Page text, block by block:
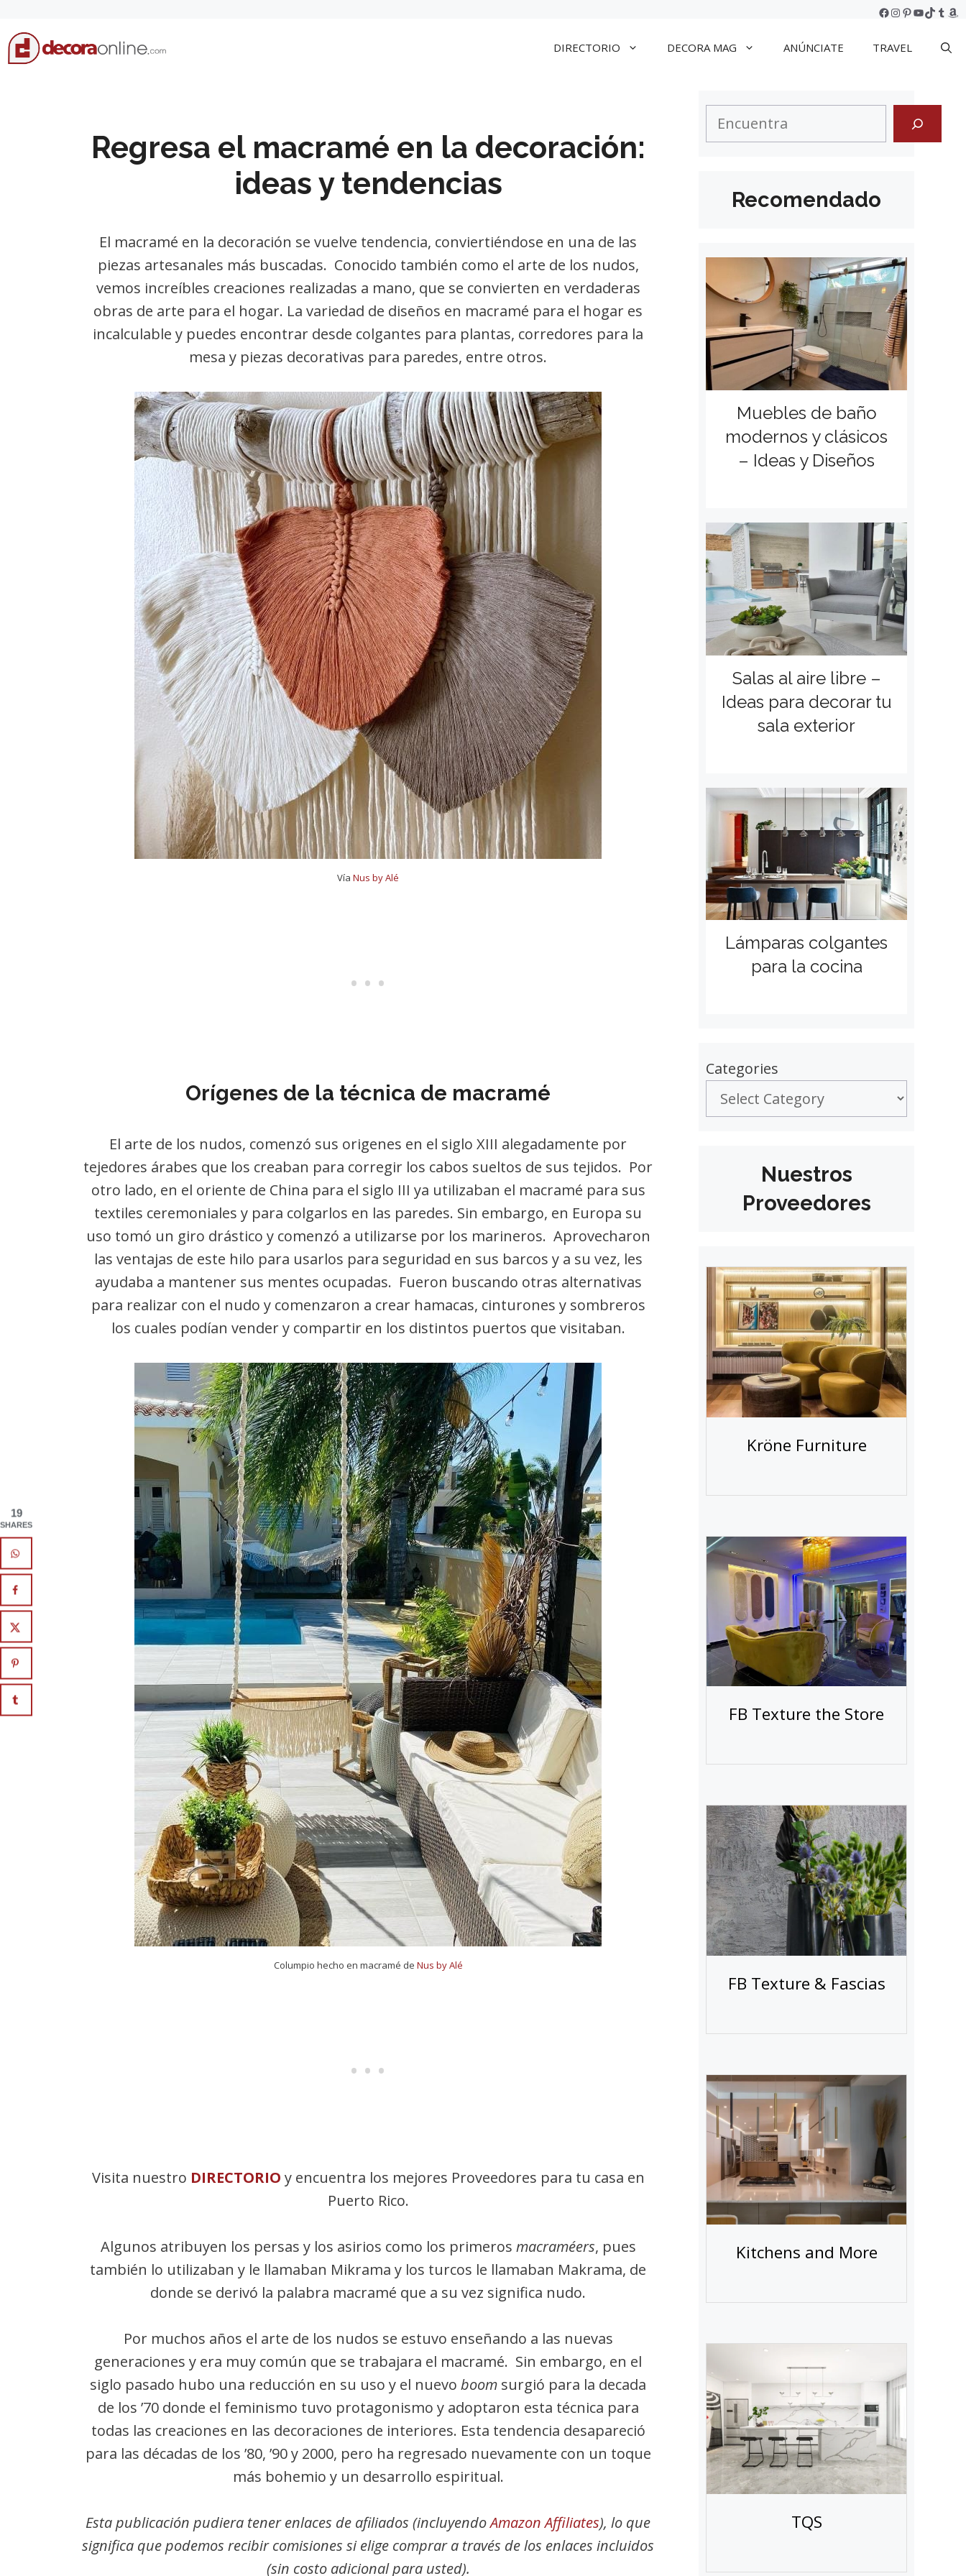
to
content
Facebook
Instagram
Pinterest
YouTube
TikTok
DIRECTORIO DECORA MAG ANÚNCIATE TRAVEL
Regresa el macramé en la decoración:
ideas y tendencias
El macramé en la decoración se vuelve tendencia, conviertiéndose en una de las
piezas artesanales más buscadas. Conocido también como el arte de los nudos,
vemos increíbles creaciones realizadas a mano, que se convierten en verdaderas
obras de arte para el hogar. La variedad de diseños en macramé para el hogar es
incalculable y puedes encontrar desde colgantes para plantas, corredores para la
mesa y piezas decorativas para paredes, entre otros.
Vía Nus by Alé
Orígenes de la técnica de macramé
El arte de los nudos, comenzó sus origenes en el siglo XIII alegadamente por
tejedores árabes que los creaban para corregir los cabos sueltos de sus tejidos. Por
otro lado, en el oriente de China para el siglo III ya utilizaban el macramé para sus
textiles ceremoniales y para colgarlos en las paredes. Sin embargo, en Europa su
uso tomó un giro drástico y comenzó a utilizarse por los marineros. Aprovecharon
las ventajas de este hilo para usarlos para seguridad en sus barcos y a su vez, les
ayudaba a mantener sus mentes ocupadas. Fueron buscando otras alternativas
para realizar con el nudo y comenzaron a crear hamacas, cinturones y sombreros
los cuales podían vender y compartir en los distintos puertos que visitaban.
Columpio hecho en macramé de Nus by Alé
Visita nuestro DIRECTORIO y encuentra los mejores Proveedores para tu casa en
Puerto Rico.
Algunos atribuyen los persas y los asirios como los primeros macraméers, pues
también lo utilizaban y le llamaban Mikrama y los turcos le llamaban Makrama, de
donde se derivó la palabra macramé que a su vez significa nudo.
Por muchos años el arte de los nudos se estuvo enseñando a las nuevas
generaciones y era muy común que se trabajara el macramé. Sin embargo, en el
siglo pasado hubo una reducción en su uso y el nuevo boom surgió para la decada
de los ’70 donde el feminismo tuvo protagonismo y adoptaron esta técnica para
todas las creaciones en las decoraciones de interiores. Esta tendencia desapareció
para las décadas de los ’80, ’90 y 2000, pero ha regresado nuevamente con un toque
más bohemio y un desarrollo espiritual.
Esta publicación pudiera tener enlaces de afiliados (incluyendoAmazon Affiliates), lo que
significa que podemos recibir comisiones si elige comprar a través de los enlaces incluidos
(sin costo adicional para usted).
Search
Recomendado
Muebles de baño
modernos y clásicos
– Ideas y Diseños
Salas al aire libre –
Ideas para decorar tu
sala exterior
Lámparas colgantes
para la cocina
Categories
Nuestros
Proveedores
Kröne Furniture
FB Texture the Store
FB Texture & Fascias
Kitchens and More
TQS
19
SHARES